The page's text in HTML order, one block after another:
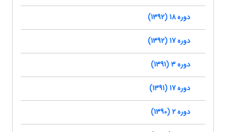
دوره 18 (1392)
دوره 17 (1392)
دوره 3 (1391)
دوره 17 (1391)
دوره 2 (1390)